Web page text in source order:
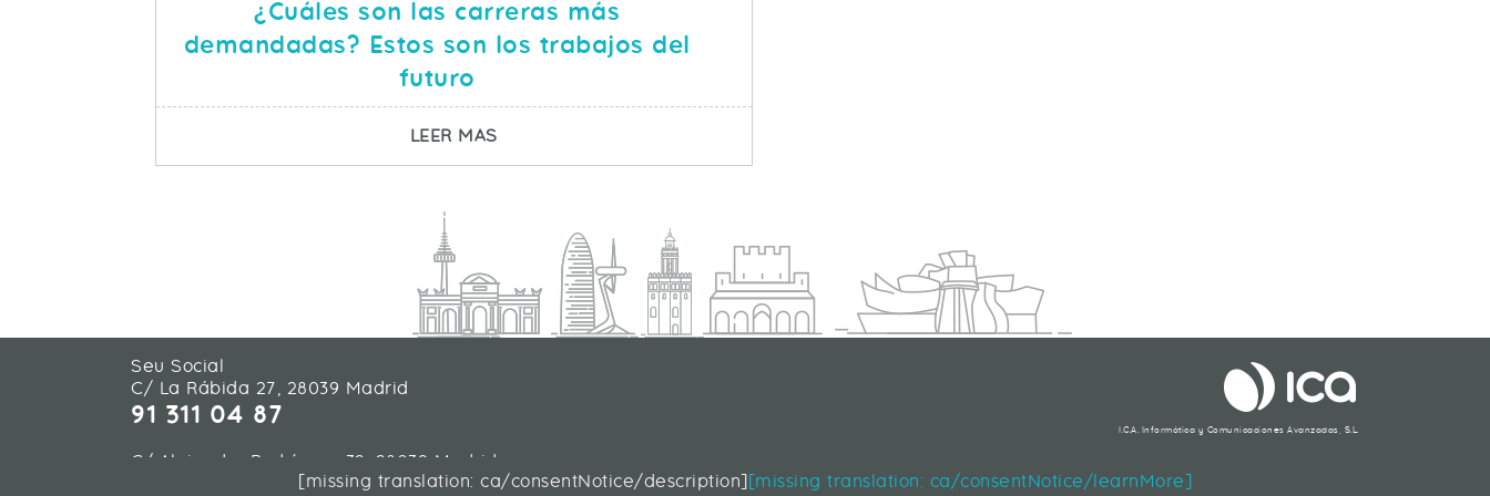
¿Cuáles son las carreras más
demandadas? Estos son los trabajos del
futuro
LEER MASSOBRE ¿CUÁLES SON LAS CARRERAS MÁS DEMANDADAS? ESTOS SON LOS TRABAJOS DEL FUTURO
Seu Social
C/ La Rábida 27, 28039 Madrid
91 311 04 87
C/ Alejandro Rodríguez 32, 28039 Madrid
I.C.A. Informática y Comunicaciones Avanzadas, S.L.
[missing translation: ca/consentNotice/description][missing translation: ca/consentNotice/learnMore]